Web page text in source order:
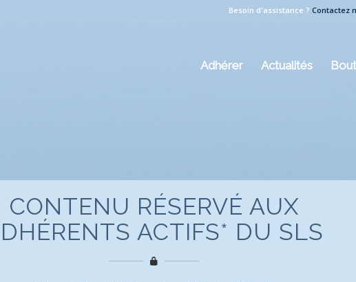
Besoin d'assistance ? Contactez
Adhérer Actualités
CONTENU RÉSERVÉ AUX
ACTIFS* DU SLS